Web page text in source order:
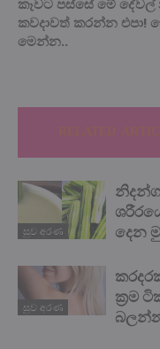
කවදාවත් කරන්න එපා!
මෙන්න..
සුව අරණ
දෙන
සුව අරණ
ක්‍රම